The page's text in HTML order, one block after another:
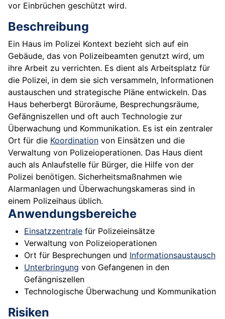
vor Einbrüchen geschützt wird.
Beschreibung
Ein Haus im Polizei Kontext bezieht sich auf ein
Gebäude, das von Polizeibeamten genutzt wird, um
ihre Arbeit zu verrichten. Es dient als Arbeitsplatz für
die Polizei, in dem sie sich versammeln, Informationen
austauschen und strategische Pläne entwickeln. Das
Haus beherbergt Büroräume, Besprechungsräume,
Gefängniszellen und oft auch Technologie zur
Überwachung und Kommunikation. Es ist ein zentraler
Ort für die Koordination von Einsätzen und die
Verwaltung von Polizeioperationen. Das Haus dient
auch als Anlaufstelle für Bürger, die Hilfe von der
Polizei benötigen. Sicherheitsmaßnahmen wie
Alarmanlagen und Überwachungskameras sind in
einem Polizeihaus üblich.
Anwendungsbereiche
Einsatzzentrale für Polizeieinsätze
Verwaltung von Polizeioperationen
Ort für Besprechungen und Informationsaustausch
Unterbringung von Gefangenen in den
Gefängniszellen
Technologische Überwachung und Kommunikation
Risiken